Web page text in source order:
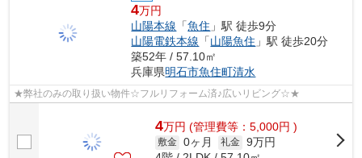
4万円
山陽本線 「魚住 」駅 徒歩9分
山陽電鉄本線 「山陽魚住 」駅 徒歩20分
築52年 / 57.10㎡
兵庫県明石市魚住町清水
★弊社のみの取り扱い物件☆フルリフォーム済♪広いリビング☆★
4万円 (管理費等：5,000円 )
敷金 0ヶ月 礼金 9万円